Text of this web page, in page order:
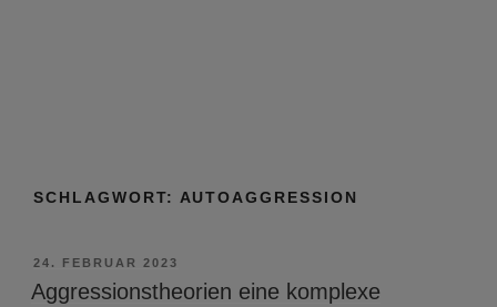
SCHLAGWORT: AUTOAGGRESSION
VERÖFFENTLICHT
AM
24. FEBRUAR 2023
Aggressionstheorien eine komplexe